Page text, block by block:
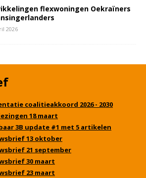
flexwoningen Oekraïners
2026
coalitieakkoord 2026 - 2030
18 maart
3B update #1 met 5 artikelen
13 oktober
21 september
30 maart
23 maart